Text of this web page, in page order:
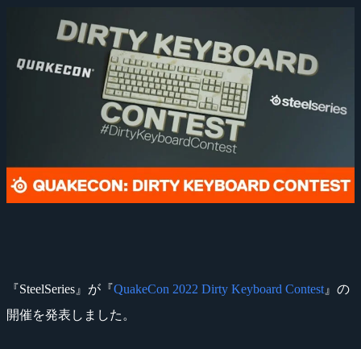
『SteelSeries』が『QuakeCon 2022 Dirty Keyboard Contest 』の
開催を発表しました。